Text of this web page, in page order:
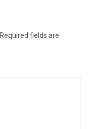
Required fields are